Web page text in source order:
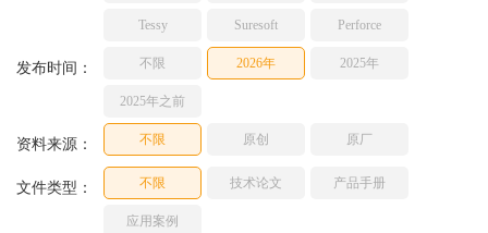
Tessy Suresoft Perforce
发布时间： 不限 2026年 2025年
2025年之前
资料来源： 不限 原创 原厂
文件类型： 不限 技术论文 产品手册
应用案例